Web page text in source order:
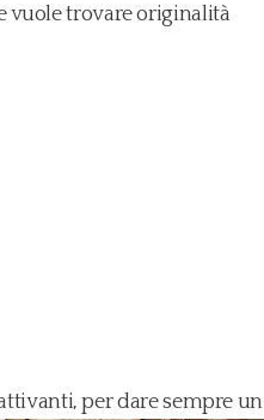
vuole trovare originalità
per dare sempre un